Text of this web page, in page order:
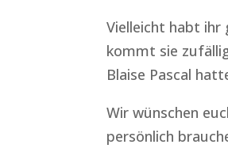
Vielleicht habt ihr
kommt sie
Blaise Pascal
Wir wünschen
persönlich